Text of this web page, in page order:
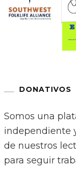
DONATIVOS
Somos una
independiente
de nuestros
para seguir